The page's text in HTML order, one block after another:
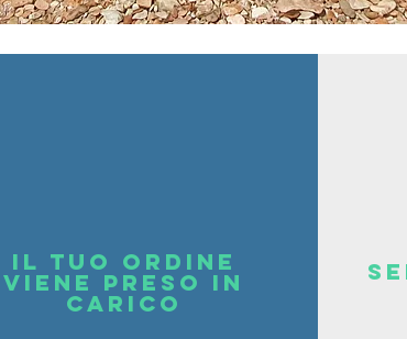
il tuo ordine
viene preso in
carico